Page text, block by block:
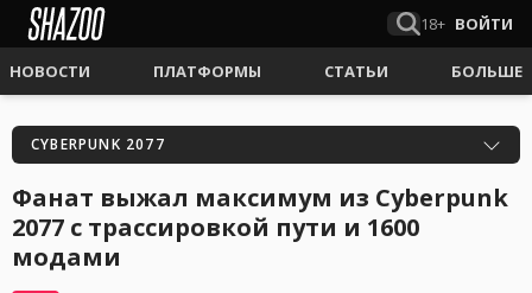
18+ ВОЙТИ
НОВОСТИ ПЛАТФОРМЫ СТАТЬИ БОЛЬШЕ
CYBERPUNK 2077
Фанат выжал максимум из Cyberpunk
2077 с трассировкой пути и 1600
модами